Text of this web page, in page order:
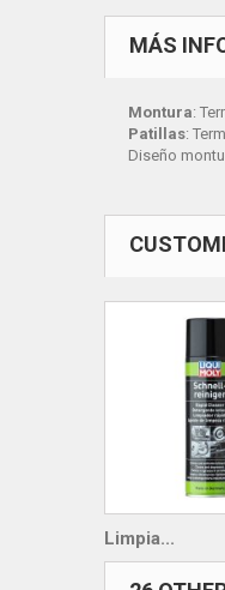
MÁS
Montura:
Patillas:
Diseño
Limpia...